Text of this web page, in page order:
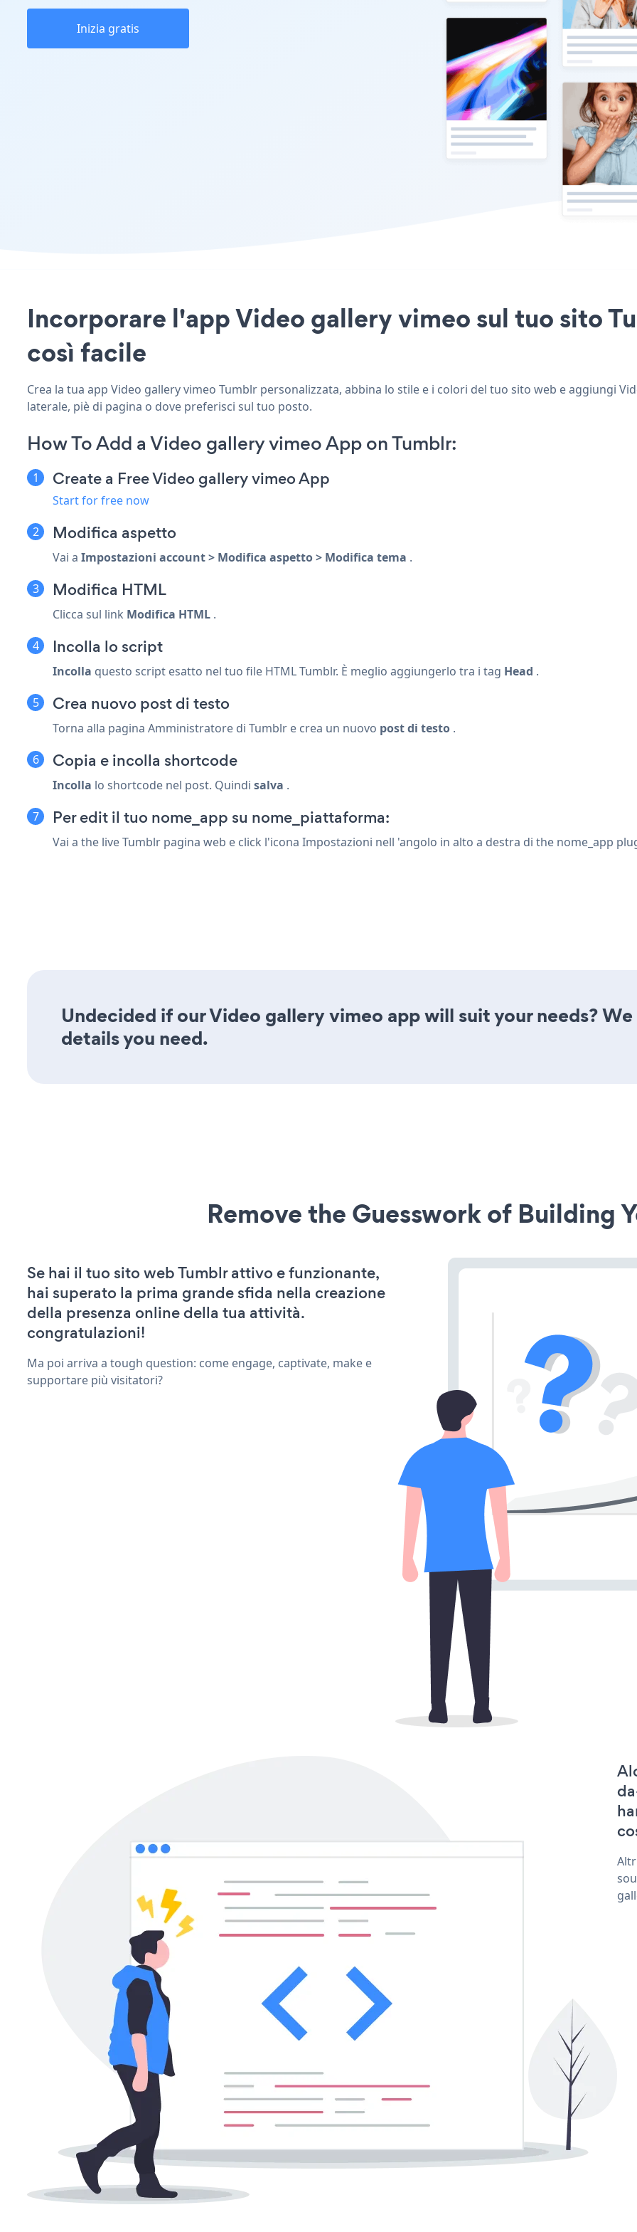
Inizia gratis
Incorporare l'app Video gallery vimeo sul tuo sito
così facile
Crea la tua app Video gallery vimeo Tumblr personalizzata, abbina lo stile e i colori del tuo sito web e aggiungi
laterale, piè di pagina o dove preferisci sul tuo posto.
How To Add a Video gallery vimeo App on Tumblr:
Create a Free Video gallery vimeo App
Start for free now
Modifica aspetto
Vai a Impostazioni account > Modifica aspetto > Modifica tema .
Modifica HTML
Clicca sul link Modifica HTML .
Incolla lo script
Incolla questo script esatto nel tuo file HTML Tumblr. È meglio aggiungerlo tra i tag Head .
Crea nuovo post di testo
Torna alla pagina Amministratore di Tumblr e crea un nuovo post di testo .
Copia e incolla shortcode
Incolla lo shortcode nel post. Quindi salva .
Per edit il tuo nome_app su nome_piattaforma:
Vai a the live Tumblr pagina web e click l'icona Impostazioni nell 'angolo in alto a destra di the nome_app
Undecided if our Video gallery vimeo app will suit your needs?
details you need.
Remove the Guesswork of Building
Se hai il tuo sito web Tumblr attivo e funzionante,
hai superato la prima grande sfida nella creazione
della presenza online della tua attività.
congratulazioni!
Ma poi arriva a tough question: come engage, captivate, make e
supportare più visitatori?